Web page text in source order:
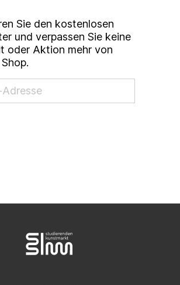
Sie den kostenlosen
und verpassen Sie keine
oder Aktion mehr von